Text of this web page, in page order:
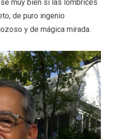
muy bien si las lombrices
de puro ingenio
y de mágica mirada.